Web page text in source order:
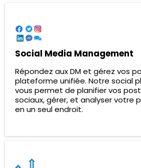
Social Media Management
Répondez aux DM et gérez vos
plateforme unifiée. Notre social
vous permet de planifier vos
sociaux, gérer, et analyser votre
en un seul endroit.